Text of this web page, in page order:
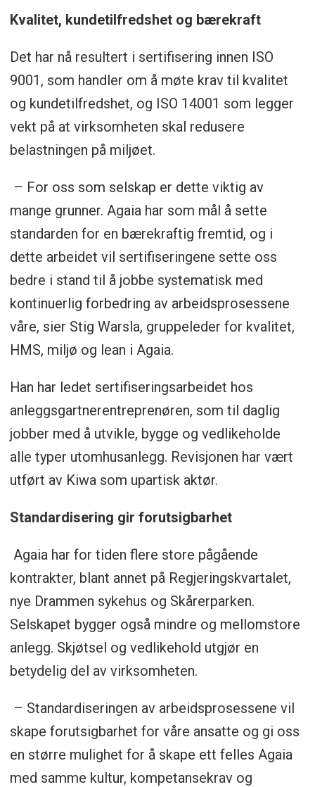
Kvalitet, kundetilfredshet og bærekraft
Det har nå resultert i sertifisering innen ISO
9001, som handler om å møte krav til kvalitet
og kundetilfredshet, og ISO 14001 som legger
vekt på at virksomheten skal redusere
belastningen på miljøet.
– For oss som selskap er dette viktig av
mange grunner. Agaia har som mål å sette
standarden for en bærekraftig fremtid, og i
dette arbeidet vil sertifiseringene sette oss
bedre i stand til å jobbe systematisk med
kontinuerlig forbedring av arbeidsprosessene
våre, sier Stig Warsla, gruppeleder for kvalitet,
HMS, miljø og lean i Agaia.
Han har ledet sertifiseringsarbeidet hos
anleggsgartnerentreprenøren, som til daglig
jobber med å utvikle, bygge og vedlikeholde
alle typer utomhusanlegg. Revisjonen har vært
utført av Kiwa som upartisk aktør.
Standardisering gir forutsigbarhet
Agaia har for tiden flere store pågående
kontrakter, blant annet på Regjeringskvartalet,
nye Drammen sykehus og Skårerparken.
Selskapet bygger også mindre og mellomstore
anlegg. Skjøtsel og vedlikehold utgjør en
betydelig del av virksomheten.
– Standardiseringen av arbeidsprosessene vil
skape forutsigbarhet for våre ansatte og gi oss
en større mulighet for å skape ett felles Agaia
med samme kultur, kompetansekrav og